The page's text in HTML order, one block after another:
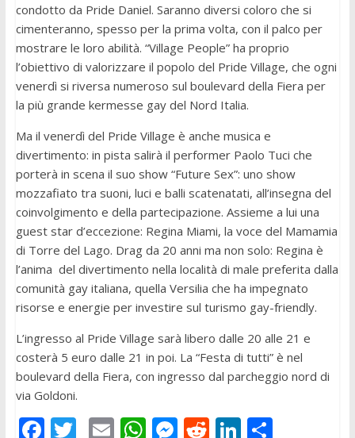
condotto da Pride Daniel. Saranno diversi coloro che si
cimenteranno, spesso per la prima volta, con il palco per
mostrare le loro abilità. “Village People” ha proprio
l’obiettivo di valorizzare il popolo del Pride Village, che ogni
venerdì si riversa numeroso sul boulevard della Fiera per
la più grande kermesse gay del Nord Italia.
Ma il venerdì del Pride Village è anche musica e
divertimento: in pista salirà il performer Paolo Tuci che
porterà in scena il suo show “Future Sex”: uno show
mozzafiato tra suoni, luci e balli scatenatati, all’insegna del
coinvolgimento e della partecipazione. Assieme a lui una
guest star d’eccezione: Regina Miami, la voce del Mamamia
di Torre del Lago. Drag da 20 anni ma non solo: Regina è
l’anima del divertimento nella località di male preferita dalla
comunità gay italiana, quella Versilia che ha impegnato
risorse e energie per investire sul turismo gay-friendly.
L’ingresso al Pride Village sarà libero dalle 20 alle 21 e
costerà 5 euro dalle 21 in poi. La “Festa di tutti” è nel
boulevard della Fiera, con ingresso dal parcheggio nord di
via Goldoni.
F T E W M R Li C